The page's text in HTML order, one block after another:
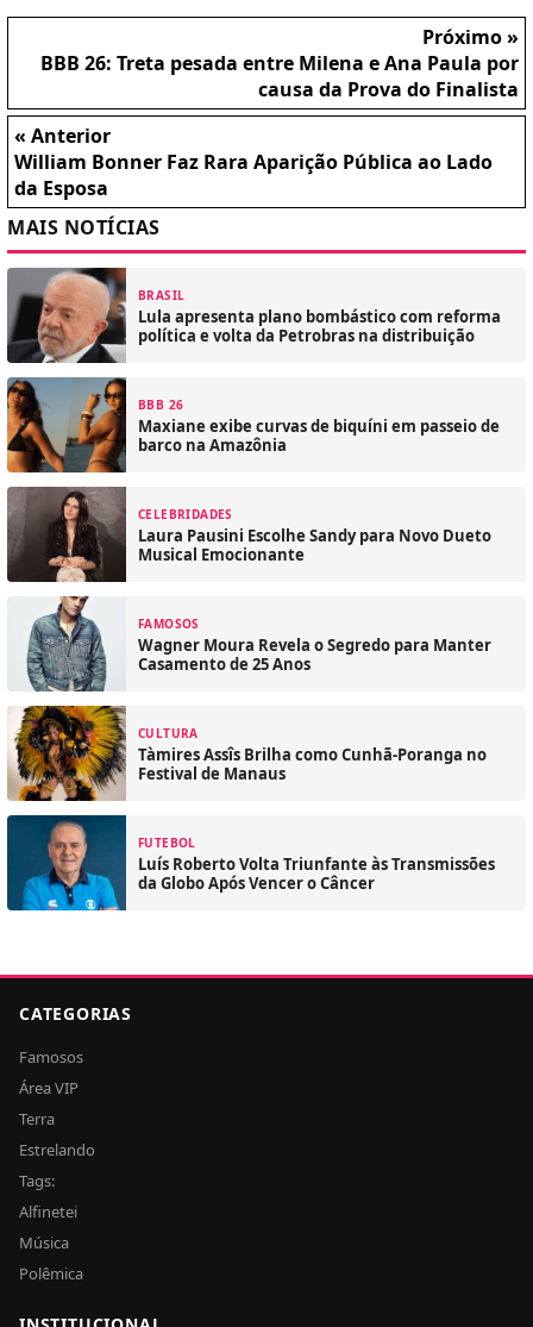
Próximo »
BBB 26: Treta pesada entre Milena e Ana Paula por
causa da Prova do Finalista
« Anterior
William Bonner Faz Rara Aparição Pública ao Lado
da Esposa
MAIS NOTÍCIAS
BRASIL
Lula apresenta plano bombástico com reforma
política e volta da Petrobras na distribuição
BBB 26
Maxiane exibe curvas de biquíni em passeio de
barco na Amazônia
CELEBRIDADES
Laura Pausini Escolhe Sandy para Novo Dueto
Musical Emocionante
FAMOSOS
Wagner Moura Revela o Segredo para Manter
Casamento de 25 Anos
CULTURA
Tàmires Assîs Brilha como Cunhã-Poranga no
Festival de Manaus
FUTEBOL
Luís Roberto Volta Triunfante às Transmissões
da Globo Após Vencer o Câncer
CATEGORIAS
Famosos
Área VIP
Terra
Estrelando
Tags:
Alfinetei
Música
Polêmica